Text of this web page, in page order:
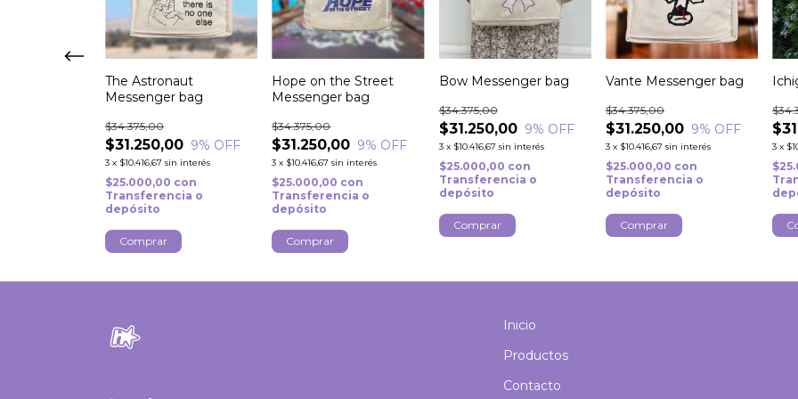
The Astronaut
Messenger bag
$31.250,00
$34.375,00
9% OFF
3 x $10.416,67 sin interés
$25.000,00 con
Transferencia o
depósito
Hope on the Street
Messenger bag
$31.250,00
$34.375,00
9% OFF
3 x $10.416,67 sin interés
$25.000,00 con
Transferencia o
depósito
Bow Messenger bag
$31.250,00
$34.375,00
9% OFF
3 x $10.416,67 sin interés
$25.000,00 con
Transferencia o
depósito
Vante Messenger bag
$31.250,00
$34.375,00
9% OFF
3 x $10.416,67 sin interés
$25.000,00 con
Transferencia o
depósito
3 x
Inicio
Productos
Contacto